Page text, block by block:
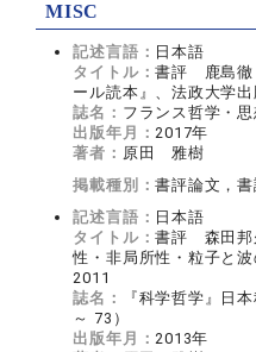
MISC
記述言語： 日本語
タイトル：書評 鹿島徹
ール読本』、法政大学
誌名： フランス哲学・
出版年月：2017年
著者： 原田 雅樹
掲載種別：書評論文，
記述言語： 日本語
タイトル：書評 森田邦
性・非局所性・粒子と
2011
誌名：
『科学哲学』日
～ 73）
出版年月：2013年